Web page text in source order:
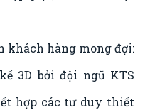
khách hàng mong đợi:
3D bởi đội ngũ KTS
hợp các tư duy thiết